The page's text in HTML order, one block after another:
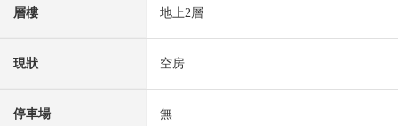
層樓 地上2層
現狀 空房
停車場 無